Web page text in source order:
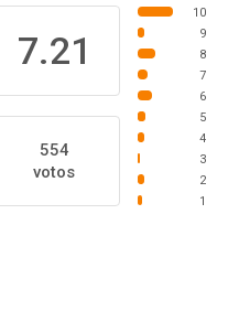
7.21
554
votos
10
9
8
7
6
5
4
3
2
1